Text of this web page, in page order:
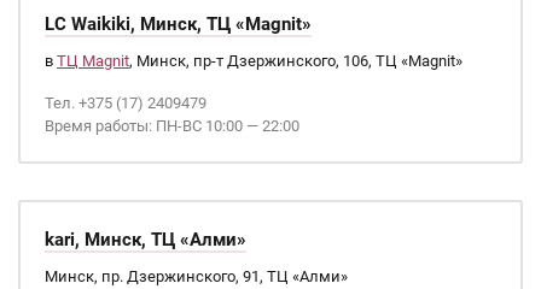
LC Waikiki, Минск, ТЦ «Magnit»
в ТЦ Magnit, Минск, пр-т Дзержинского, 106, ТЦ «Magnit»
Тел. +375 (17) 2409479
Время работы: ПН-ВС 10:00 — 22:00
kari, Минск, ТЦ «Алми»
Минск, пр. Дзержинского, 91, ТЦ «Алми»